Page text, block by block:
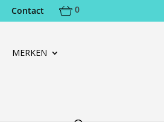
Contact 0
MERKEN